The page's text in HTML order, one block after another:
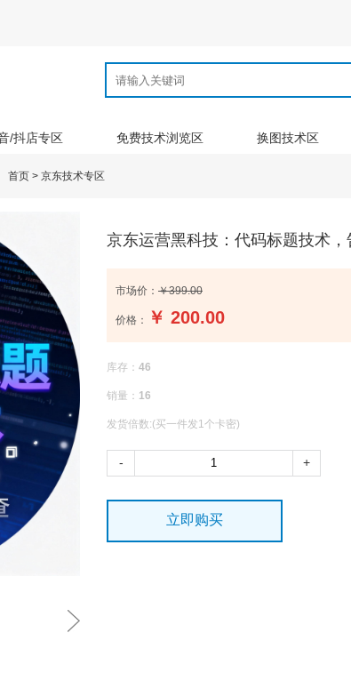
/抖店专区 免费技术浏览区 换图技术区
首页 > 京东技术专区
京东运营黑科技：代码标题技术，
市场价： ￥399.00
价格： ￥ 200.00
库存： 46
销量： 16
发货倍数:(买一件发1个卡密)
- +
立即购买